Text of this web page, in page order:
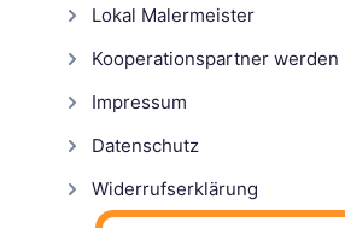
Lokal Malermeister
Kooperationspartner werden
Impressum
Datenschutz
Widerrufserklärung